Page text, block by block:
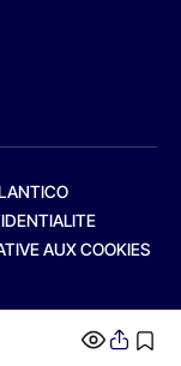
AUX COOKIES